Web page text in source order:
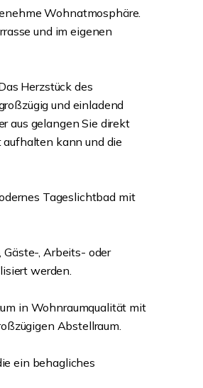
Wohnatmosphäre.
und im eigenen
Herzstück des
und einladend
aus gelangen Sie direkt
aufhalten kann und die
Tageslichtbad mit
, Arbeits- oder
werden.
in Wohnraumqualität mit
Abstellraum.
ein behagliches